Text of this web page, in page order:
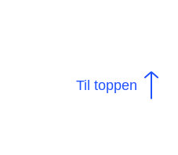
Til toppen